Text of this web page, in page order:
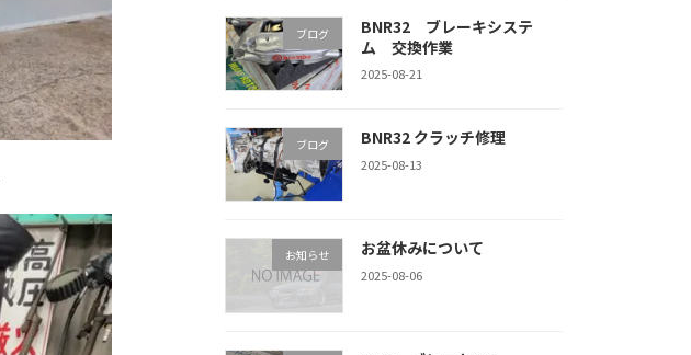
ブログ
BNR32 ブレーキシステ
ム 交換作業
2025-08-21
ブログ BNR32 クラッチ修理
2025-08-13
お知らせ お盆休みについて
2025-08-06